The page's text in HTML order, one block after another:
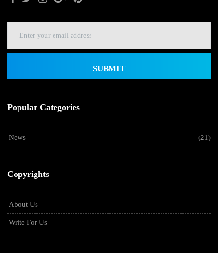
SUBMIT
Popular Categories
News (21)
Copyrights
About Us
Write For Us